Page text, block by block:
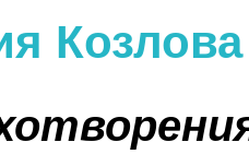
Козлова